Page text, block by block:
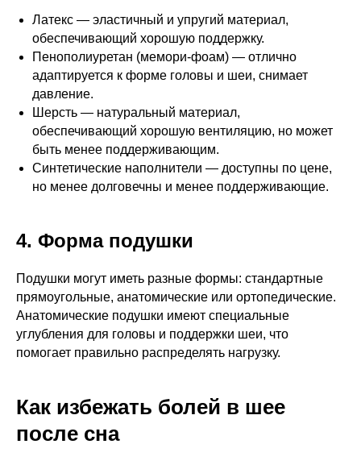
Латекс — эластичный и упругий материал,
обеспечивающий хорошую поддержку.
Пенополиуретан (мемори-фоам) — отлично
адаптируется к форме головы и шеи, снимает
давление.
Шерсть — натуральный материал,
обеспечивающий хорошую вентиляцию, но может
быть менее поддерживающим.
Синтетические наполнители — доступны по цене,
но менее долговечны и менее поддерживающие.
4. Форма подушки
Подушки могут иметь разные формы: стандартные
прямоугольные, анатомические или ортопедические.
Анатомические подушки имеют специальные
углубления для головы и поддержки шеи, что
помогает правильно распределять нагрузку.
Как избежать болей в шее
после сна